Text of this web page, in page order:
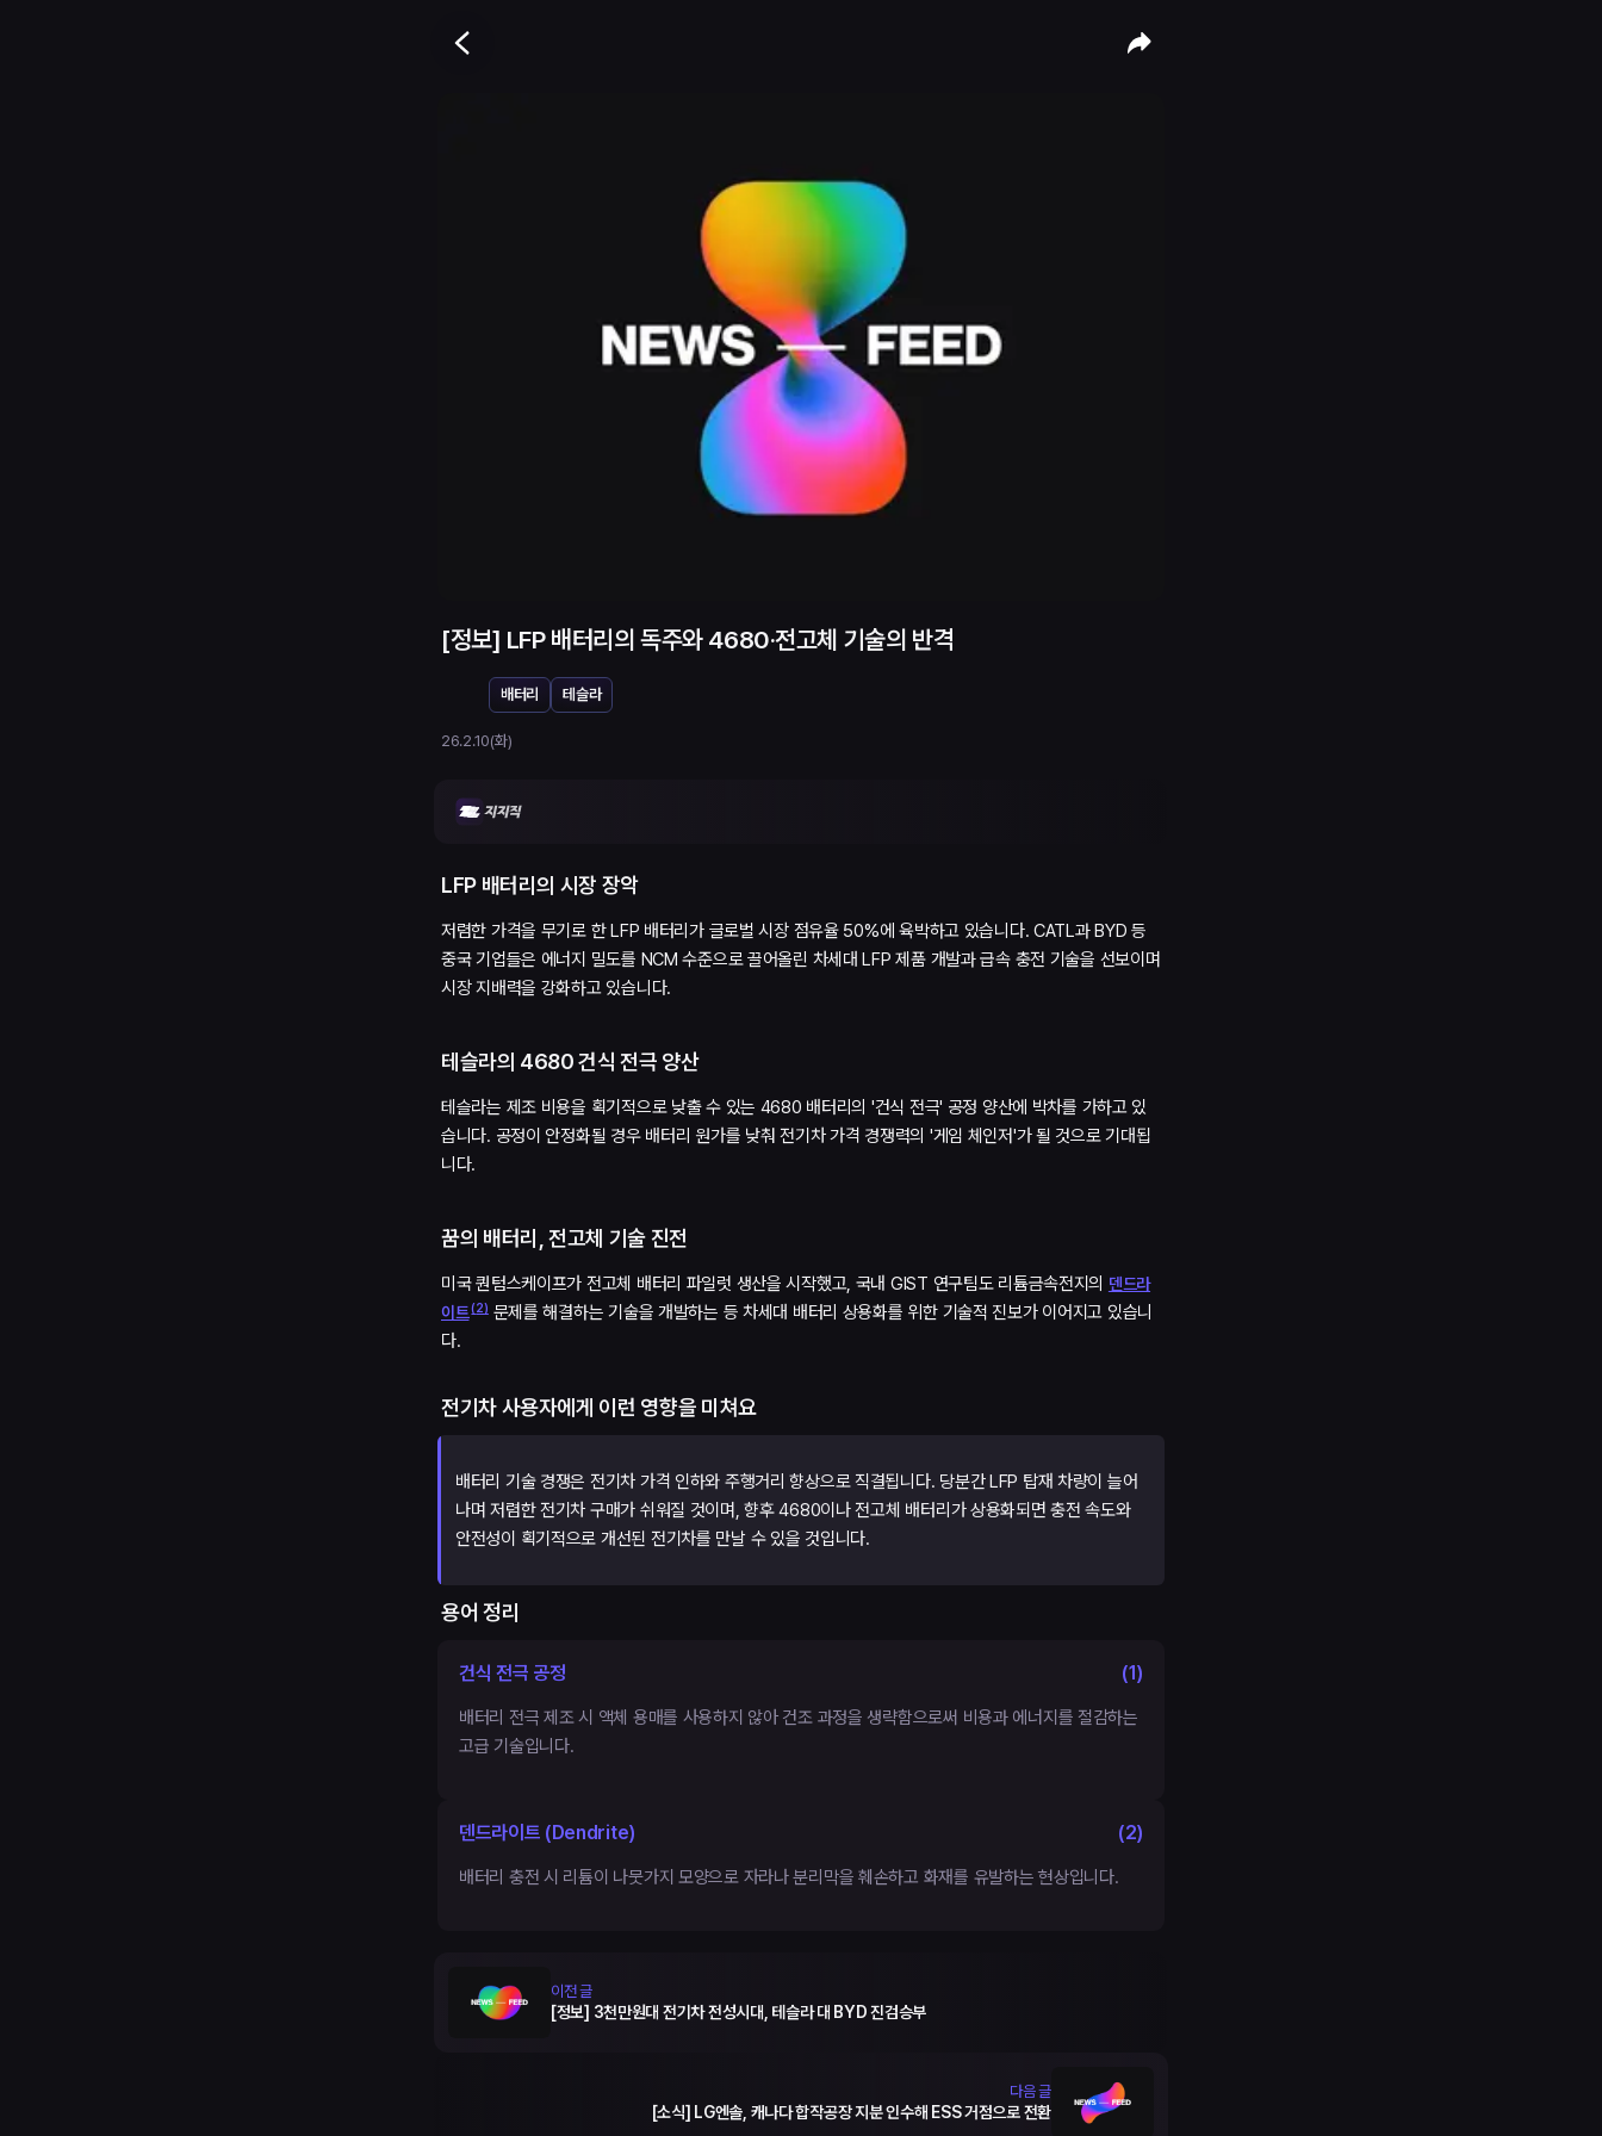
[정보] LFP 배터리의 독주와 4680·전고체 기술의 반격
배터리 테슬라
26.2.10(화)
LFP 배터리의 시장 장악
저렴한 가격을 무기로 한 LFP 배터리가 글로벌 시장 점유율 50%에 육박하고 있습니다. CATL과 BYD 등
중국 기업들은 에너지 밀도를 NCM 수준으로 끌어올린 차세대 LFP 제품 개발과 급속 충전 기술을 선보이며
시장 지배력을 강화하고 있습니다.
테슬라의 4680 건식 전극 양산
테슬라는 제조 비용을 획기적으로 낮출 수 있는 4680 배터리의 '건식 전극' 공정 양산에 박차를 가하고 있
습니다. 공정이 안정화될 경우 배터리 원가를 낮춰 전기차 가격 경쟁력의 '게임 체인저'가 될 것으로 기대됩
니다.
꿈의 배터리, 전고체 기술 진전
미국 퀀텀스케이프가 전고체 배터리 파일럿 생산을 시작했고, 국내 GIST 연구팀도 리튬금속전지의 덴드라
이트(2)문제를 해결하는 기술을 개발하는 등 차세대 배터리 상용화를 위한 기술적 진보가 이어지고 있습니
다.
전기차 사용자에게 이런 영향을 미쳐요
배터리 기술 경쟁은 전기차 가격 인하와 주행거리 향상으로 직결됩니다. 당분간 LFP 탑재 차량이 늘어
나며 저렴한 전기차 구매가 쉬워질 것이며, 향후 4680이나 전고체 배터리가 상용화되면 충전 속도와
안전성이 획기적으로 개선된 전기차를 만날 수 있을 것입니다.
용어 정리
건식 전극 공정 (1)
배터리 전극 제조 시 액체 용매를 사용하지 않아 건조 과정을 생략함으로써 비용과 에너지를 절감하는
고급 기술입니다.
덴드라이트 (Dendrite) (2)
배터리 충전 시 리튬이 나뭇가지 모양으로 자라나 분리막을 훼손하고 화재를 유발하는 현상입니다.
이전 글
[정보] 3천만원대 전기차 전성시대, 테슬라 대 BYD 진검승부
다음 글
[소식] LG엔솔, 캐나다 합작공장 지분 인수해 ESS 거점으로 전환